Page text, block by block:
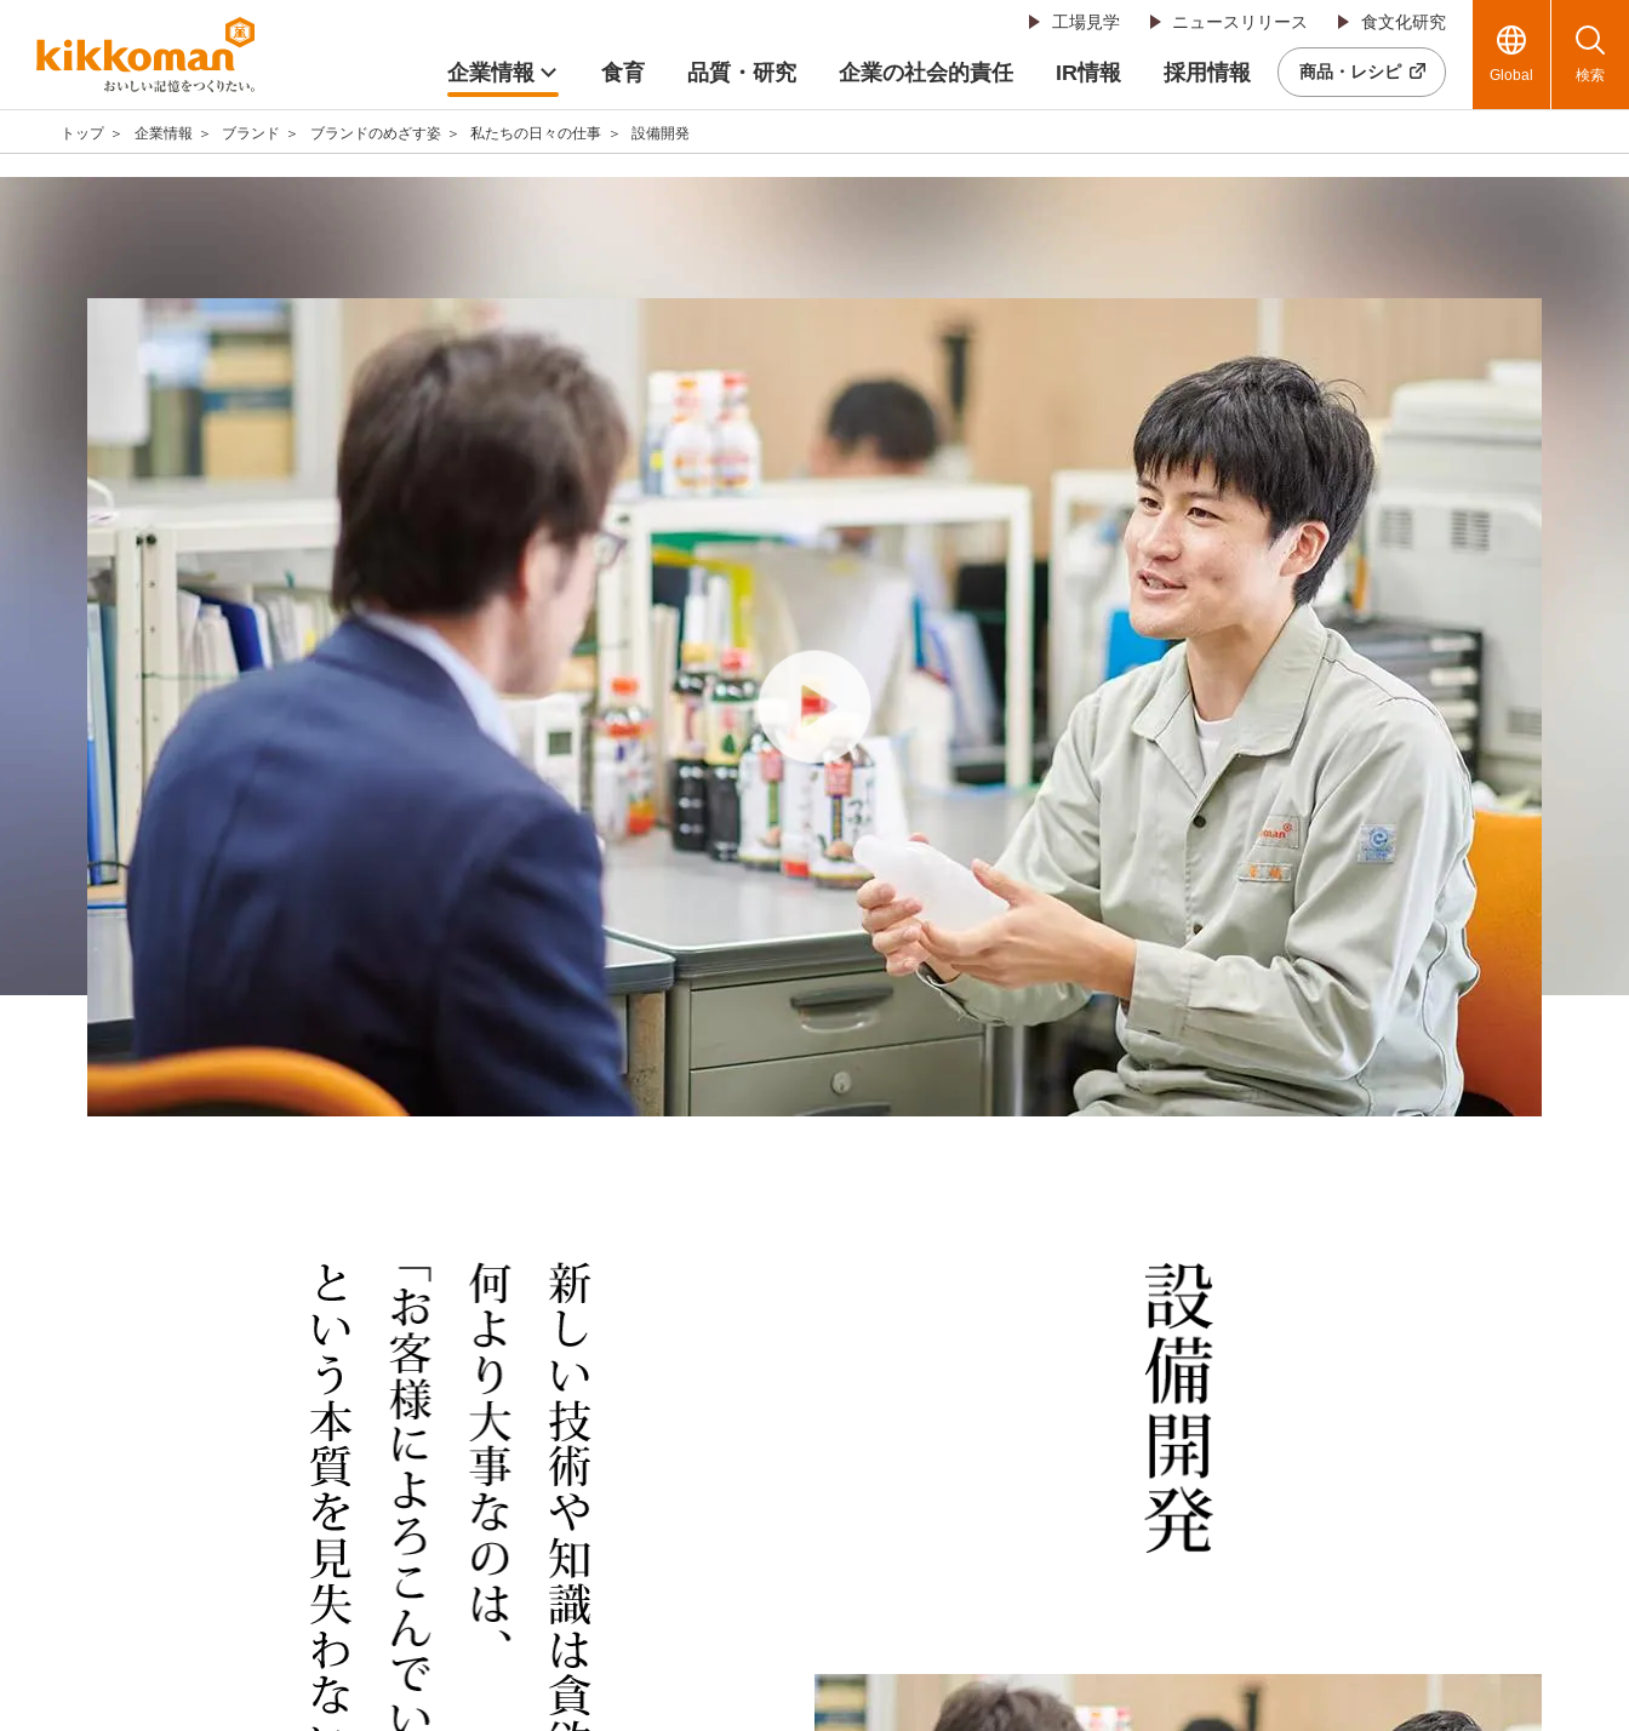
工場見学 ニュースリリース 食文化研究
企業情報 食育 品質・研究 企業の社会的責任 IR情報 採用情報 商品・レシピ Global 検索
トップ 企業情報 ブランド ブランドのめざす姿 私たちの日々の仕事 設備開発